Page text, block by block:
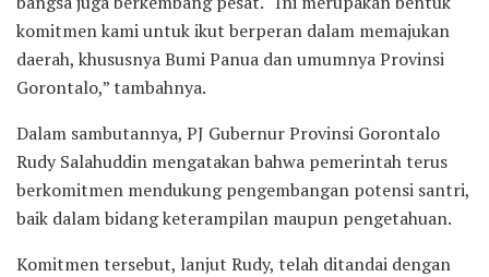
komitmen kami untuk ikut berperan dalam memajukan
daerah, khususnya Bumi Panua dan umumnya Provinsi
Gorontalo,” tambahnya.
Dalam sambutannya, PJ Gubernur Provinsi Gorontalo
Rudy Salahuddin mengatakan bahwa pemerintah terus
berkomitmen mendukung pengembangan potensi santri,
baik dalam bidang keterampilan maupun pengetahuan.
Komitmen tersebut, lanjut Rudy, telah ditandai dengan